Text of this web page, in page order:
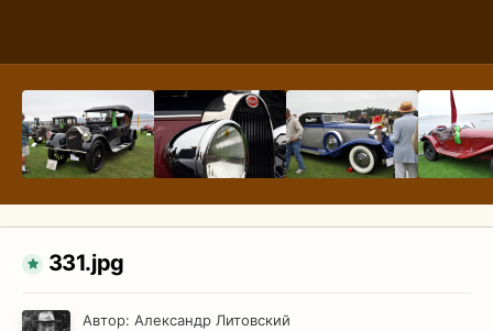
331.jpg
Автор: Александр Литовский